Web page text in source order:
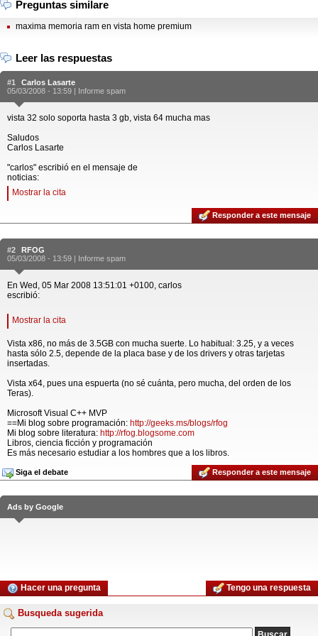
Preguntas similare
maxima memoria ram en vista home premium
Leer las respuestas
#1
Carlos Lasarte
05/03/2008 - 13:59 | Informe spam
vista 32 solo soporta hasta 3 gb, vista 64 mucha mas
Saludos
Carlos Lasarte
"carlos" escribió en el mensaje de
noticias:
Mostrar la cita
Responder a este mensaje
#2
RFOG
05/03/2008 - 13:59 | Informe spam
En Wed, 05 Mar 2008 13:51:01 +0100, carlos
escribió:
Mostrar la cita
Vista x86, no más de 3.5GB con mucha suerte. Lo habitual: 3.25, y a veces
hasta sólo 2.5, depende de la placa base y de los drivers y otras tarjetas
insertadas.
Vista x64, pues una espuerta (no sé cuánta, pero mucha, del orden de los
Teras).
Microsoft Visual C++ MVP
==Mi blog sobre programación: http://geeks.ms/blogs/rfog
Mi blog sobre literatura: http://rfog.blogsome.com
Libros, ciencia ficción y programación
Es más necesario estudiar a los hombres que a los libros.
Siga el debate Responder a este mensaje
Ads by Google
Hacer una pregunta Tengo una respuesta
Busqueda sugerida